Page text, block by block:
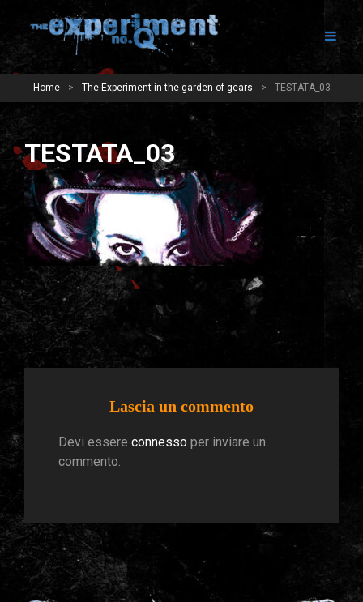
Home > The Experiment in the garden of gears > TESTATA_03
TESTATA_03
Lascia un commento
Devi essere connesso per inviare un
commento.